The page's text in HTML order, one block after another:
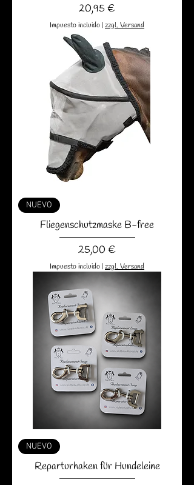
Precio
20,95 €
Impuesto incluido|zzgl. Versand
NUEVO
Fliegenschutzmaske B-free
Precio
25,00 €
Impuesto incluido|zzgl. Versand
NUEVO
Reparturhaken für Hundeleine